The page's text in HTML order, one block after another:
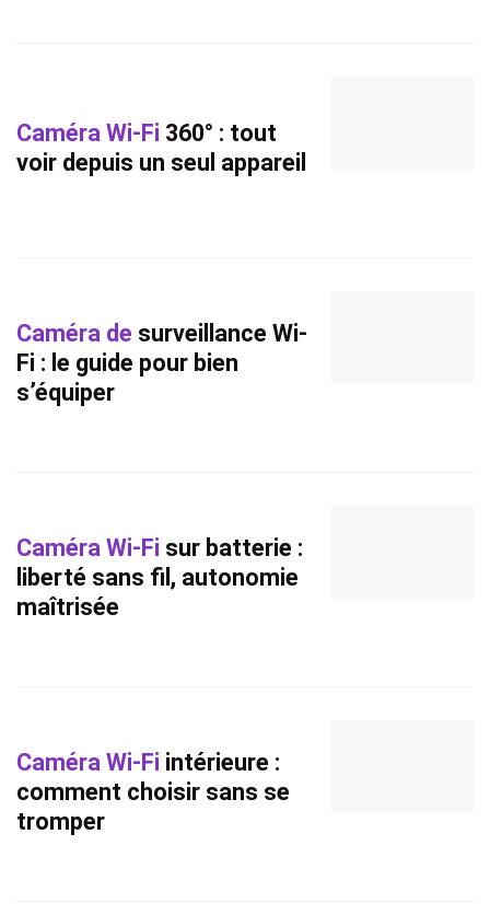
Caméra Wi-Fi 360° : tout
voir depuis un seul appareil
Caméra de surveillance Wi-
Fi : le guide pour bien
s’équiper
Caméra Wi-Fi sur batterie :
liberté sans fil, autonomie
maîtrisée
Caméra Wi-Fi intérieure :
comment choisir sans se
tromper